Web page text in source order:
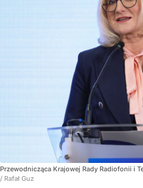
Przewodnicząca Krajowej Rady Radiofonii i
/ Rafał Guz